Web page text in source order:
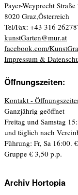
Payer-Weyprecht Straße
8020 Graz,Österreich
Tel/Fax: +43 316
kunstGarten@mur.at
facebook.com/
Impressum &
Öffnungszeiten:
Kontakt -
Ganzjährig geöffnet
Freitag und Samstag
und täglich nach
Führung: Fr, Sa 16:00.
Gruppe € 3,50 p.p.
Archiv Hortopia